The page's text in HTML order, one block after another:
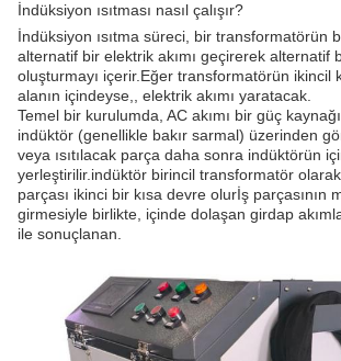
İndüksiyon ısıtması nasıl çalışır?
İndüksiyon ısıtma süreci, bir transformatörün
alternatif bir elektrik akımı geçirerek alternatif
oluşturmayı içerir.Eğer transformatörün ikincil
alanın içindeyse,, elektrik akımı yaratacak.
Temel bir kurulumda, AC akımı bir güç
indüktör (genellikle bakır sarmal) üzerinden
veya ısıtılacak parça daha sonra indüktörün
yerleştirilir.indüktör birincil transformatör
parçası ikinci bir kısa devre olurİş parçasının
girmesiyle birlikte, içinde dolaşan girdap
ile sonuçlanan.